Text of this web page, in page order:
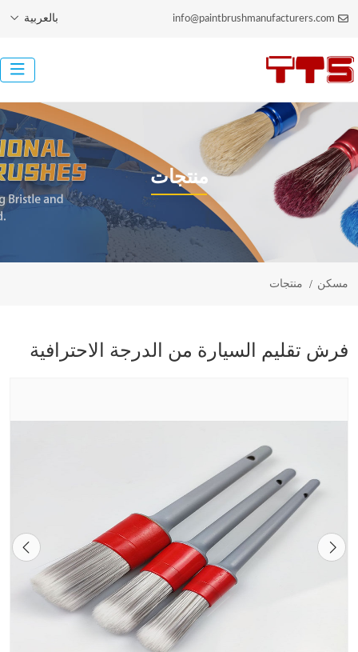
info@paintbrushmanufacturers.com بالعربية
منتجات
مسكن منتجات
فرش تقليم السيارة من الدرجة الاحترافية